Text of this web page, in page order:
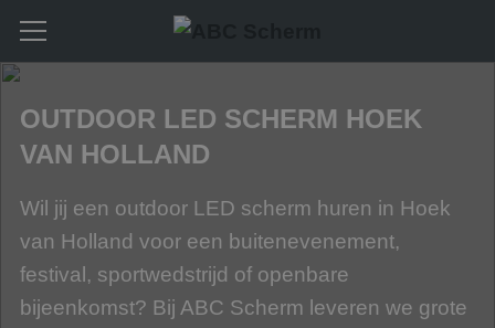
OUTDOOR LED SCHERM HOEK
VAN HOLLAND
Wil jij een outdoor LED scherm huren in Hoek
van Holland voor een buitenevenement,
festival, sportwedstrijd of openbare
bijeenkomst? Bij ABC Scherm leveren we grote